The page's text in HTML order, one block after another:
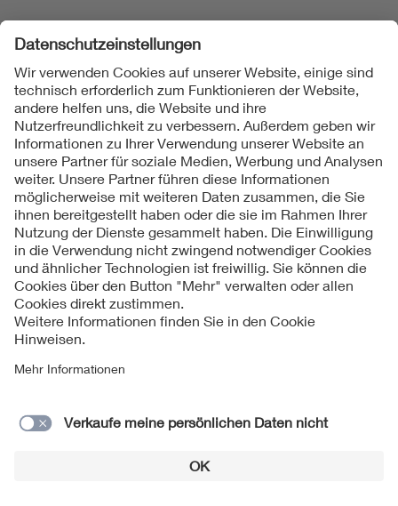
Grundlegende Sicherheits- und
Leistungsanforderungen
Die MDR und die IVDR definieren umfangreiche
grundlegende Sicherheits- und Leistungsanforderungen. Im
Einzelfall hängt die Anwendbarkeit der Sicherheits- und
Leistungsanforderungen von der Art eines Produkts ab. So
muss z. B. eine medizinische App keine Anforderungen in
Zusammenhang mit der Oberflächenbeschaffenheit eines
Werkstoffs erfüllen. Oder die Entwicklung einer neuartigen
Wundauflage bedarf im Regelfall keiner Betrachtung der
Exposition durch ionisierende Strahlen. Der Hersteller
identifiziert also die für sein Produkt anwendbaren
Sicherheits- und Leistungsanforderungen. Dazu nutzt er
insbesondere die Ergebnisse des
Risikomanagementprozesses.
einzelnen Anforderungen erfüllt werden. Dazu bedient sich
Verordnungen fordern dabei ausdrücklich die